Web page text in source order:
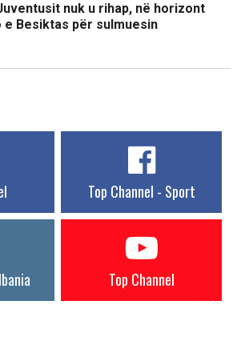
nuk u rihap, në horizont
Besiktas për sulmuesin
Top Channel - Sport
Top Channel